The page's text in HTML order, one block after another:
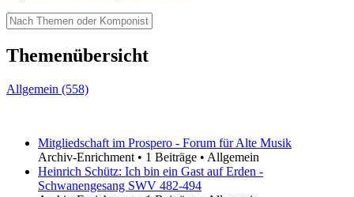
Themenübersicht
Allgemein (558)
Mitgliedschaft im Prospero - Forum für Alte Musik
Archiv-Enrichment • 1 Beiträge • Allgemein
Heinrich Schütz: Ich bin ein Gast auf Erden -
Schwanengesang SWV 482-494